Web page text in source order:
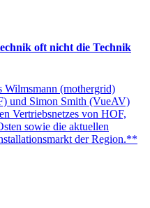
oft nicht die Technik